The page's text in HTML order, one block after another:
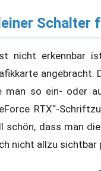
Schalter
nicht erkennbar
angebracht.
man so ein- oder
RTX“-
schön, dass man
nicht allzu sichtbar